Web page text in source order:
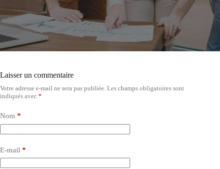
Laisser un commentaire
Votre adresse e-mail ne sera pas publiée. Les champs obligatoires sont
indiqués avec *
Nom *
E-mail *